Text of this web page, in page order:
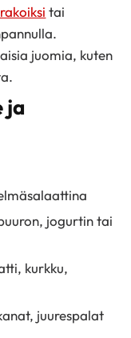
tai
juomia, kuten
ja
jogurtin tai
kurkku,
juurespalat